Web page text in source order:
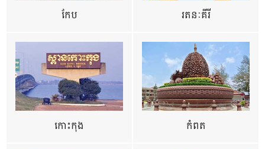
កែប រតនៈគីរី
កោះកុង កំពត